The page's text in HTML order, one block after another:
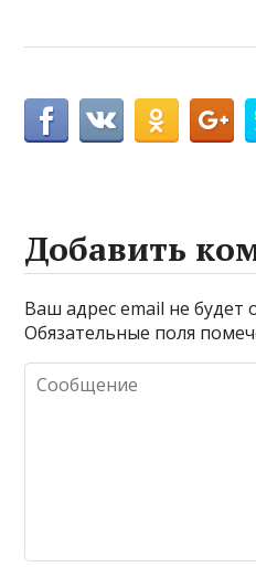
Добавить
Ваш адрес email не будет
Обязательные поля